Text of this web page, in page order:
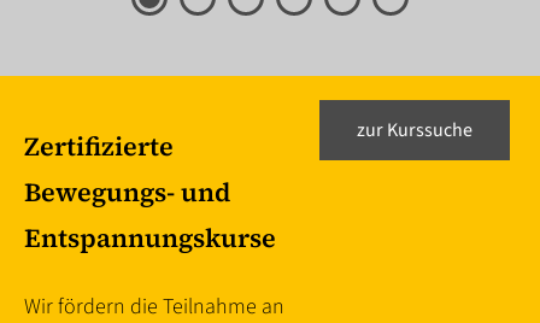
Zertifizierte
Bewegungs- und
Entspannungskurse
Wir fördern die Teilnahme an
zur Kurssuche